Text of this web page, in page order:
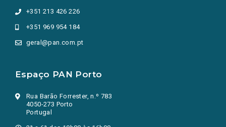
+351 213 426 226
+351 969 954 184
geral@pan.com.pt
Espaço PAN Porto
Rua Barão Forrester, n.º 783
4050-273 Porto
Portugal